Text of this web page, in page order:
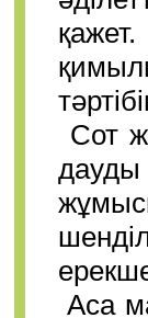
Сот
дауды
Аса